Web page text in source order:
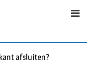
afsluiten?